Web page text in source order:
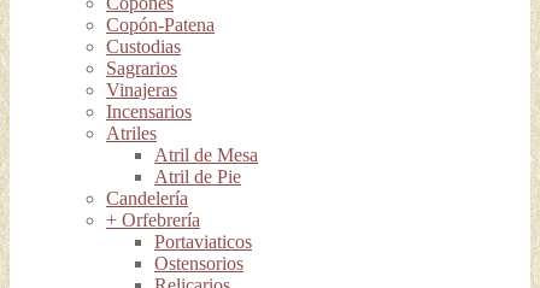
Copón-Patena
Custodias
Sagrarios
Vinajeras
Incensarios
Atriles
Atril de Mesa
Atril de Pie
Candelería
+ Orfebrería
Portaviaticos
Ostensorios